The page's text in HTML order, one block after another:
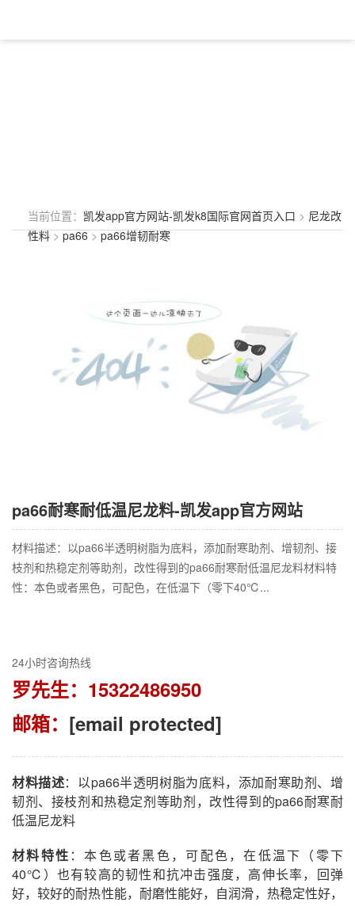
当前位置： 凯发app官方网站-凯发k8国际官网首页入口 > 尼龙改
性料>pa66>pa66增韧耐寒
pa66耐寒耐低温尼龙料-凯发app官方网站
材料描述：以pa66半透明树脂为底料，添加耐寒助剂、增韧剂、接
枝剂和热稳定剂等助剂，改性得到的pa66耐寒耐低温尼龙料材料特
性：本色或者黑色，可配色，在低温下（零下40℃...
24小时咨询热线
罗先生：15322486950
邮箱： [email protected]
材料描述：以pa66半透明树脂为底料，添加耐寒助剂、增
韧剂、接枝剂和热稳定剂等助剂，改性得到的pa66耐寒耐
低温尼龙料
材料特性 ：本色或者黑色，可配色，在低温下（零下
40℃）也有较高的韧性和抗冲击强度，高伸长率，回弹
好，较好的耐热性能，耐磨性能好，自润滑，热稳定性好，